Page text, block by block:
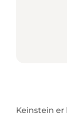
Keinstein